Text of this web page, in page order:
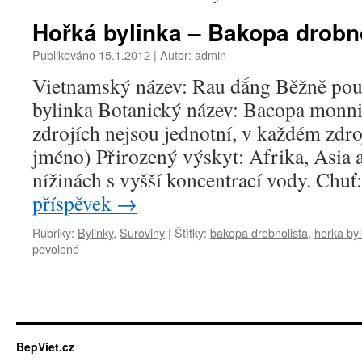
Hořká bylinka – Bakopa
Publikováno 15.1.2012 | Autor: admin
Vietnamský název: Rau đắng Běžně
bylinka Botanický název: Bacopa
zdrojích nejsou jednotní, v každém
jméno) Přirozený výskyt: Afrika, Asia
nížinách s vyšší koncentrací vody.
příspěvek →
Rubriky: Bylinky, Suroviny | Štítky: bakopa drobnolista, horka
povolenéu
bylinka
BepViet.cz